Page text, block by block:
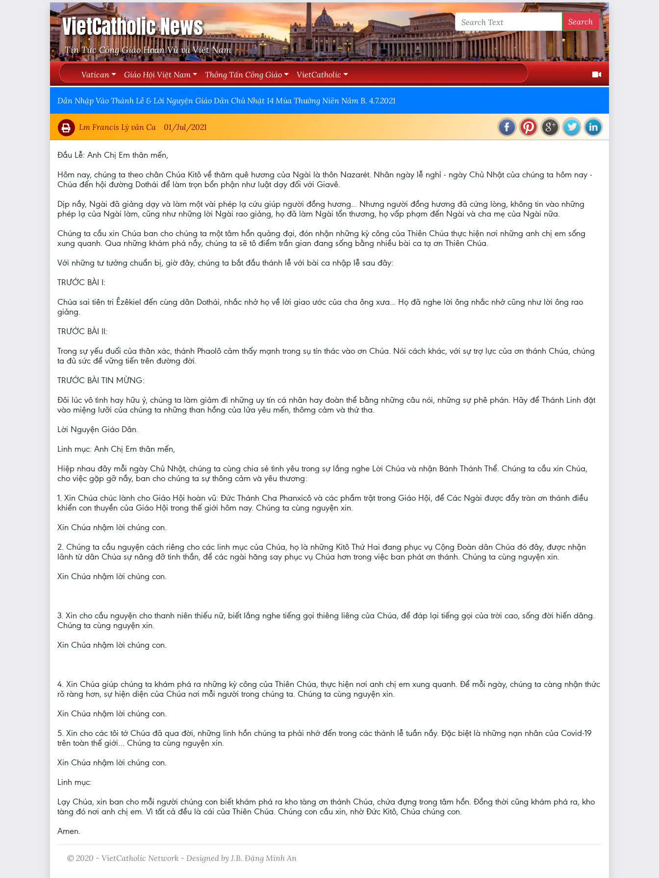
VietCatholic News
Tin Tức Công Giáo Hoàn Vũ và Việt Nam
Search
Vatican Giáo Hội Việt Nam Thông Tấn Công Giáo VietCatholic
Dẫn Nhập Vào Thánh Lễ & Lời Nguyện Giáo Dân Chủ Nhật 14 Mùa Thường Niên Năm B. 4.7.2021
Lm Francis Lý văn Ca 01/Jul/2021
Đầu Lễ: Anh Chị Em thân mến,
Hôm nay, chúng ta theo chân Chúa Kitô về thăm quê hương của Ngài là thôn Nazarét. Nhân ngày lễ nghỉ - ngày Chủ Nhật của chúng ta hôm nay -
Chúa đến hội đường Dothái để làm trọn bổn phận như luật dạy đối với Giavê.
Dịp nầy, Ngài đã giảng dạy và làm một vài phép lạ cứu giúp người đồng hương... Nhưng người đồng hương đã cứng lòng, không tin vào những
phép lạ của Ngài làm, cũng như những lời Ngài rao giảng, họ đã làm Ngài tổn thương, họ vấp phạm đến Ngài và cha mẹ của Ngài nữa.
Chúng ta cầu xin Chúa ban cho chúng ta một tâm hồn quảng đại, đón nhận những kỳ công của Thiên Chúa thực hiện nơi những anh chị em sống
xung quanh. Qua những khám phá nầy, chúng ta sẽ tô điểm trần gian đang sống bằng nhiều bài ca tạ ơn Thiên Chúa.
Với những tư tưởng chuẩn bị, giờ đây, chúng ta bắt đầu thánh lễ với bài ca nhập lễ sau đây:
TRƯỚC BÀI I:
Chúa sai tiên tri Êzêkiel đến cùng dân Dothái, nhắc nhở họ về lời giao ước của cha ông xưa... Họ đã nghe lời ông nhắc nhở cũng như lời ông rao
giảng.
TRƯỚC BÀI II:
Trong sự yếu đuối của thân xác, thánh Phaolô cảm thấy mạnh trong sụ tín thác vào ơn Chúa. Nói cách khác, với sự trợ lực của ơn thánh Chúa, chúng
ta đủ sức để vững tiến trên đường đời.
TRƯỚC BÀI TIN MỪNG:
Đôi lúc vô tình hay hữu ý, chúng ta làm giảm đi những uy tín cá nhân hay đoàn thể bằng những câu nói, những sự phê phán. Hãy để Thánh Linh đặt
vào miệng lưỡi của chúng ta những than hồng của lửa yêu mến, thômg cảm và thứ tha.
Lời Nguyện Giáo Dân.
Linh mục: Anh Chị Em thân mến,
Hiệp nhau đây mỗi ngày Chủ Nhật, chúng ta cùng chia sẻ tình yêu trong sự lắng nghe Lời Chúa và nhận Bánh Thánh Thể. Chúng ta cầu xin Chúa,
cho việc gặp gỡ nầy, ban cho chúng ta sự thông cảm và yêu thương:
1. Xin Chúa chúc lành cho Giáo Hội hoàn vũ: Đức Thánh Cha Phanxicô và các phẩm trật trong Giáo Hội, để Các Ngài được đầy tràn ơn thánh điều
khiển con thuyền của Giáo Hội trong thế giới hôm nay. Chúng ta cùng nguyện xin.
Xin Chúa nhậm lời chúng con.
2. Chúng ta cầu nguyện cách riêng cho các linh mục của Chúa, họ là những Kitô Thứ Hai đang phục vụ Cộng Đoàn dân Chúa đó đây, được nhận
lãnh từ dân Chúa sự nâng đỡ tinh thần, để các ngài hăng say phục vụ Chúa hơn trong việc ban phát ơn thánh. Chúng ta cùng nguyện xin.
Xin Chúa nhậm lời chúng con.
3. Xin cho cầu nguyện cho thanh niên thiếu nữ, biết lắng nghe tiếng gọi thiêng liêng của Chúa, để đáp lại tiếng gọi của trời cao, sống đời hiến dâng.
Chúng ta cùng nguyện xin.
Xin Chúa nhậm lời chúng con.
4. Xin Chúa giúp chúng ta khám phá ra những kỳ công của Thiên Chúa, thực hiện nơi anh chị em xung quanh. Để mỗi ngày, chúng ta càng nhận thức
rõ ràng hơn, sự hiện diện của Chúa nơi mỗi người trong chúng ta. Chúng ta cùng nguyện xin.
Xin Chúa nhậm lời chúng con.
5. Xin cho các tôi tớ Chúa đã qua đời, những linh hồn chúng ta phải nhớ đến trong các thánh lễ tuần nầy. Đặc biệt là những nạn nhân của Covid-19
trên toàn thế giới… Chúng ta cùng nguyện xin.
Xin Chúa nhậm lời chúng con.
Linh mục:
Lạy Chúa, xin ban cho mỗi người chúng con biết khám phá ra kho tàng ơn thánh Chúa, chứa đựng trong tâm hồn. Đồng thời cũng khám phá ra, kho
tàng đó nơi anh chị em. Vì tất cả đều là cái của Thiên Chúa. Chúng con cầu xin, nhờ Đức Kitô, Chúa chúng con.
Amen.
© 2020 - VietCatholic Network - Designed by J.B. Đặng Minh An